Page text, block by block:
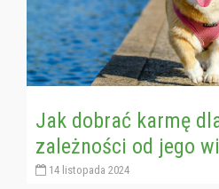
Jak dobrać karmę
zależności od jego
14 listopada 2024